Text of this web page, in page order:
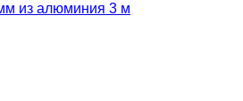
из алюминия 3 м